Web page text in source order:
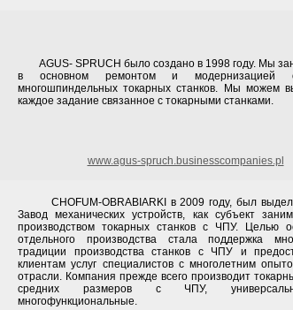
AGUS- SPRUCH было создано в 1998 году. Мы
в основном ремонтом и модернизацией
многошпиндельных токарных станков. Мы можем
каждое задание связанное с токарными станками.
www.agus-spruch.businesscompanies.pl
CHOFUM-OBRABIARKI в 2009 году, был
Завод механических устройств, как субъект
производством токарных станков с ЧПУ. Целью
отдельного производства стала поддержка
традиции производства станков с ЧПУ и
клиентам услуг специалистов с многолетним
отрасли. Компания прежде всего производит
средних размеров с ЧПУ,
многофункциональные.